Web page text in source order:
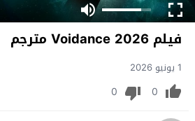
فيلم Voidance 2026 مترجم
1 يونيو 2026
0
0